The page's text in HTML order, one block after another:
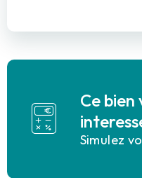
Ce bien
Simulez